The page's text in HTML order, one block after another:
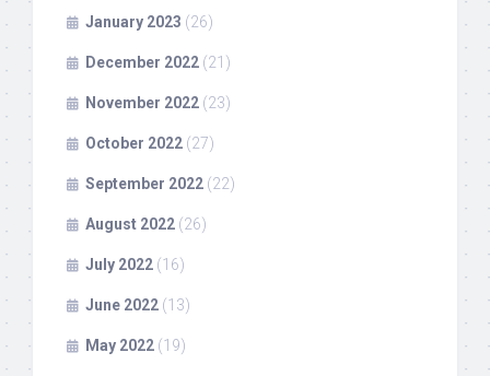
January 2023 (26)
December 2022 (21)
November 2022 (23)
October 2022 (27)
September 2022 (22)
August 2022 (26)
July 2022 (16)
June 2022 (13)
May 2022 (19)